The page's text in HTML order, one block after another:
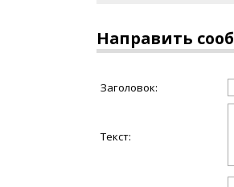
Направить
Заголовок:
Текст: